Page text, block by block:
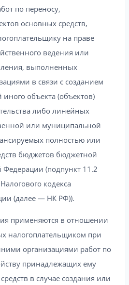
по переносу,
основных средств,
на праве
ведения или
выполненных
в связи с созданием
объекта (объектов)
либо линейных
или муниципальной
полностью или
бюджетов бюджетной
Федерации (подпункт 11.2
кодекса
(далее — НК РФ)).
применяются в отношении
налогоплательщиком при
организациями работ по
принадлежащих ему
в случае создания или